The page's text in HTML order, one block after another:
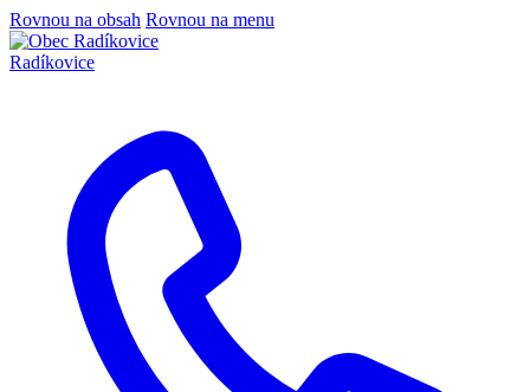
Rovnou na obsah Rovnou na menu
Radíkovice